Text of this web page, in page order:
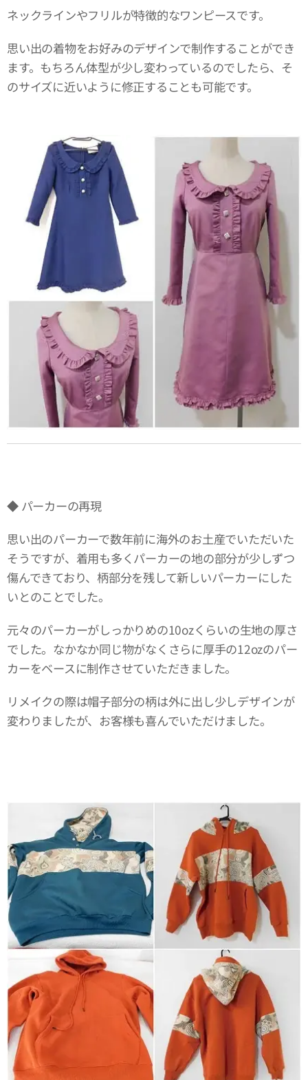
ネックラインやフリルが特徴的なワンピースです。
思い出の着物をお好みのデザインで制作することができ
ます。もちろん体型が少し変わっているのでしたら、そ
のサイズに近いように修正することも可能です。
◆ パーカーの再現
思い出のパーカーで数年前に海外のお土産でいただいた
そうですが、着用も多くパーカーの地の部分が少しずつ
傷んできており、柄部分を残して新しいパーカーにした
いとのことでした。
元々のパーカーがしっかりめの10ozくらいの生地の厚さ
でした。なかなか同じ物がなくさらに厚手の12ozのパー
カーをベースに制作させていただきました。
リメイクの際は帽子部分の柄は外に出し少しデザインが
変わりましたが、お客様も喜んでいただけました。